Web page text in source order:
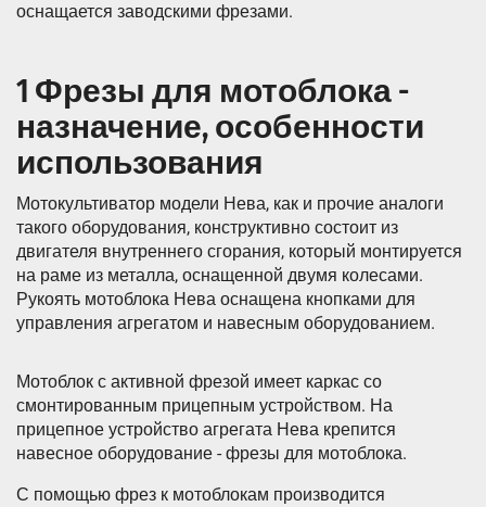
оснащается заводскими фрезами.
1 Фрезы для мотоблока -
назначение, особенности
использования
Мотокультиватор модели Нева, как и прочие аналоги
такого оборудования, конструктивно состоит из
двигателя внутреннего сгорания, который монтируется
на раме из металла, оснащенной двумя колесами.
Рукоять мотоблока Нева оснащена кнопками для
управления агрегатом и навесным оборудованием.
Мотоблок с активной фрезой имеет каркас со
смонтированным прицепным устройством. На
прицепное устройство агрегата Нева крепится
навесное оборудование - фрезы для мотоблока.
С помощью фрез к мотоблокам производится